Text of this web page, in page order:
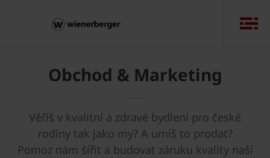
Obchod & Marketing
Věříš v kvalitní a zdravé bydlení pro české
rodiny tak jako my? A umíš to prodat?
Pomoz nám šířit a budovat záruku kvality naší